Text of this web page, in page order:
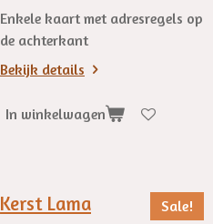
Enkele kaart met adresregels op
de achterkant
Bekijk details
In winkelwagen
Sale!
Kerst Lama